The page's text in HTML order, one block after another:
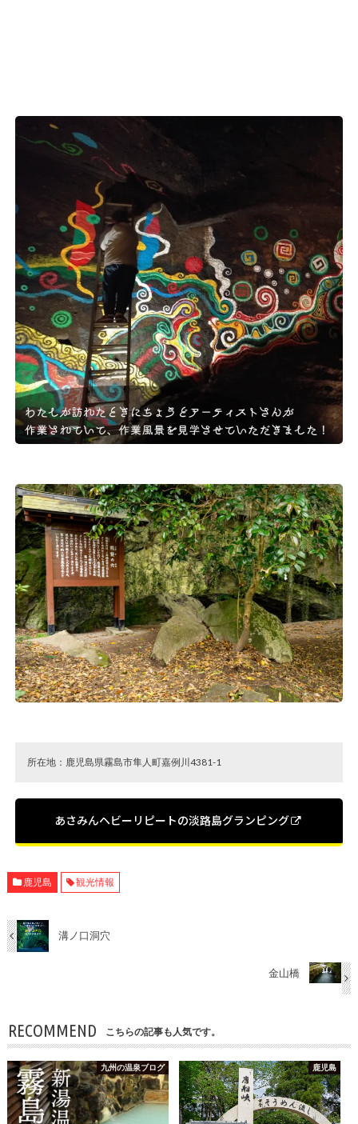
所在地：鹿児島県霧島市隼人町嘉例川4381-1
あさみんヘビーリピートの淡路島グランピング
鹿児島 観光情報
溝ノ口洞穴
金山橋
RECOMMEND こちらの記事も人気です。
九州の温泉ブログ 鹿児島